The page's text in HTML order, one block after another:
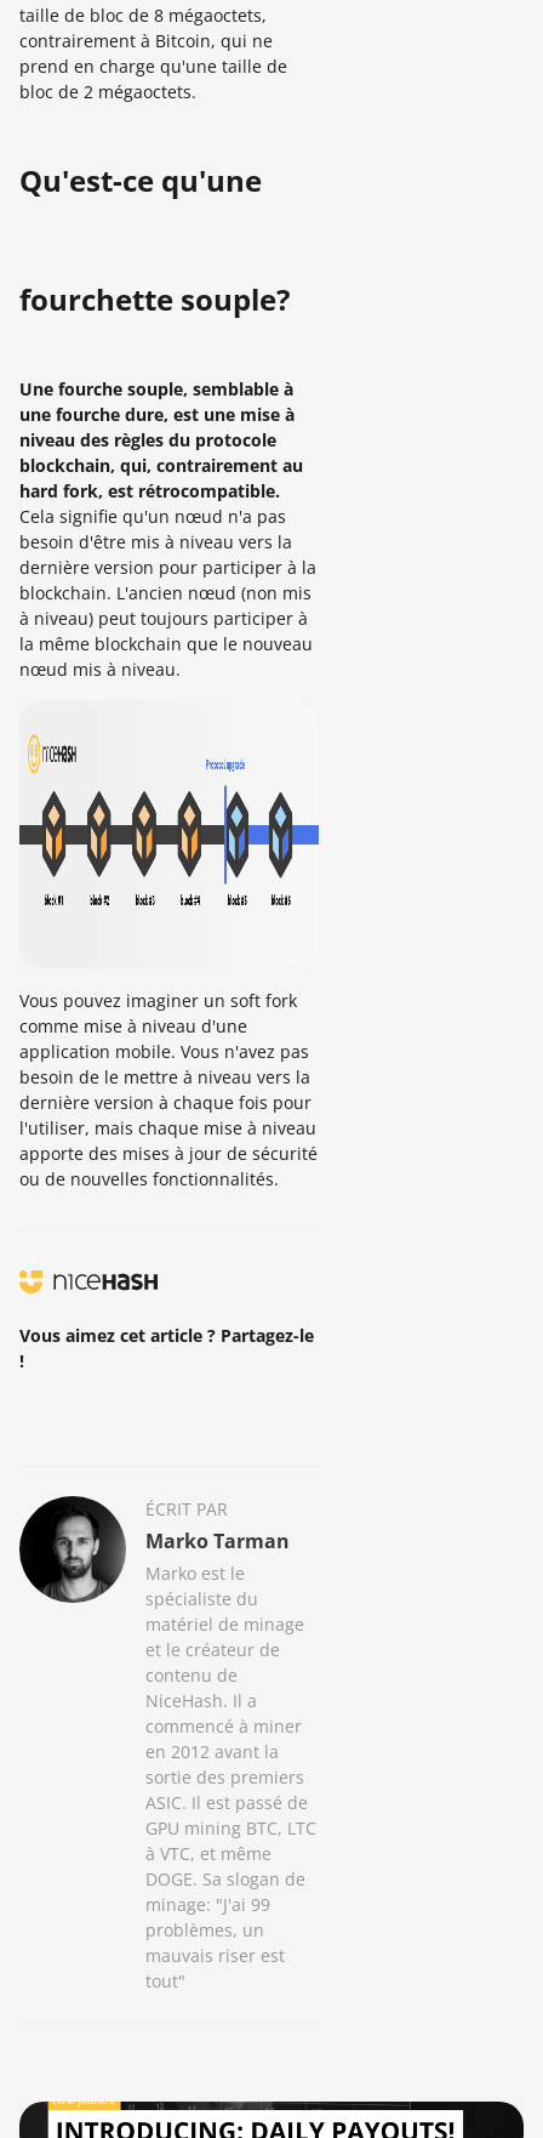
taille de bloc de 8 mégaoctets,
contrairement à Bitcoin, qui ne
prend en charge qu'une taille de
bloc de 2 mégaoctets.
Qu'est-ce qu'une
fourchette souple?
Une fourche souple, semblable à
une fourche dure, est une mise à
niveau des règles du protocole
blockchain, qui, contrairement au
hard fork, est rétrocompatible.
Cela signifie qu'un nœud n'a pas
besoin d'être mis à niveau vers la
dernière version pour participer à la
blockchain. L'ancien nœud (non mis
à niveau) peut toujours participer à
la même blockchain que le nouveau
nœud mis à niveau.
Vous pouvez imaginer un soft fork
comme mise à niveau d'une
application mobile. Vous n'avez pas
besoin de le mettre à niveau vers la
dernière version à chaque fois pour
l'utiliser, mais chaque mise à niveau
apporte des mises à jour de sécurité
ou de nouvelles fonctionnalités.
Vous aimez cet article ? Partagez-le
!
ÉCRIT PAR
Marko Tarman
Marko est le
spécialiste du
matériel de minage
et le créateur de
contenu de
NiceHash. Il a
commencé à miner
en 2012 avant la
sortie des premiers
ASIC. Il est passé de
GPU mining BTC, LTC
à VTC, et même
DOGE. Sa slogan de
minage: "J'ai 99
problèmes, un
mauvais riser est
tout"